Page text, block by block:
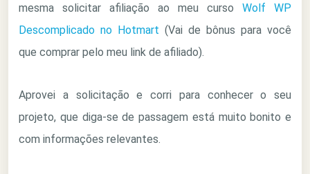
mesma solicitar afiliação ao meu curso Wolf WP
Descomplicado no Hotmart (Vai de bônus para você
que comprar pelo meu link de afiliado).
Aprovei a solicitação e corri para conhecer o seu
projeto, que diga-se de passagem está muito bonito e
com informações relevantes.